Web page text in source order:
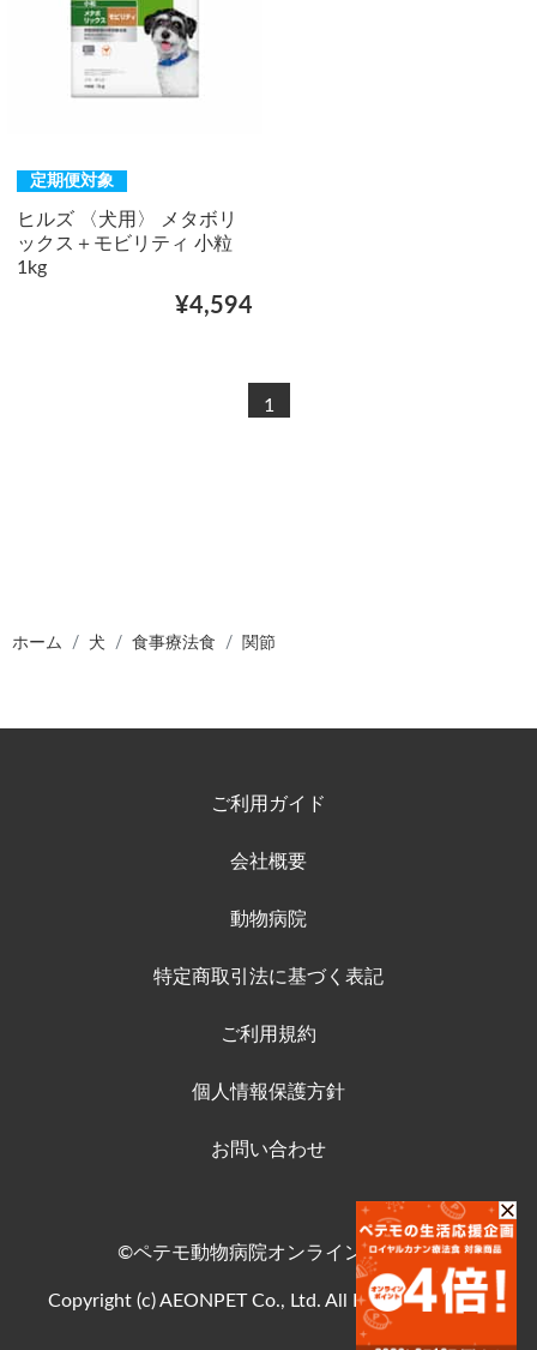
定期便対象
ヒルズ 〈犬用〉 メタボリ
ックス＋モビリティ 小粒
1kg
¥4,594
1
ホーム 犬 食事療法食 関節
ご利用ガイド
会社概要
動物病院
特定商取引法に基づく表記
ご利用規約
個人情報保護方針
お問い合わせ
©ペテモ動物病院オンラインストア
Copyright (c) AEONPET Co., Ltd. All Rights Reserved.